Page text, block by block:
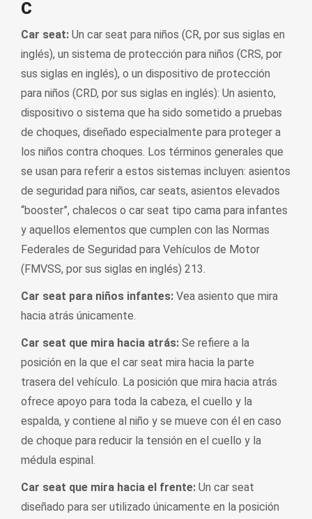
C
Car seat: Un car seat para niños (CR, por sus siglas en
inglés), un sistema de protección para niños (CRS, por
sus siglas en inglés), o un dispositivo de protección
para niños (CRD, por sus siglas en inglés): Un asiento,
dispositivo o sistema que ha sido sometido a pruebas
de choques, diseñado especialmente para proteger a
los niños contra choques. Los términos generales que
se usan para referir a estos sistemas incluyen: asientos
de seguridad para niños, car seats, asientos elevados
“booster”, chalecos o car seat tipo cama para infantes
y aquellos elementos que cumplen con las Normas
Federales de Seguridad para Vehículos de Motor
(FMVSS, por sus siglas en inglés) 213.
Car seat para niños infantes: Vea asiento que mira
hacia atrás únicamente.
Car seat que mira hacia atrás: Se refiere a la
posición en la que el car seat mira hacia la parte
trasera del vehículo. La posición que mira hacia atrás
ofrece apoyo para toda la cabeza, el cuello y la
espalda, y contiene al niño y se mueve con él en caso
de choque para reducir la tensión en el cuello y la
médula espinal.
Car seat que mira hacia el frente: Un car seat
diseñado para ser utilizado únicamente en la posición